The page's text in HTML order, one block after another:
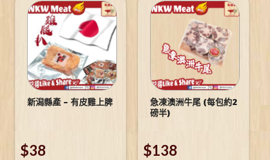
新潟縣產 – 有皮雞上脾
$38
急凍澳洲牛尾 (每包約2
磅半)
$138